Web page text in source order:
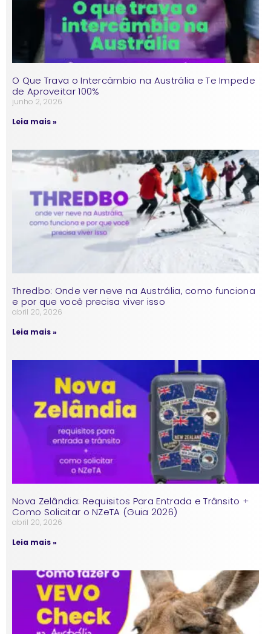
O Que Trava o Intercâmbio na Austrália e Te Impede
de Aproveitar 100%
junho 2, 2026
Leia mais »
Thredbo: Onde ver neve na Austrália, como funciona
e por que você precisa viver isso
abril 20, 2026
Leia mais »
Nova Zelândia: Requisitos Para Entrada e Trânsito +
Como Solicitar o NZeTA (Guia 2026)
abril 20, 2026
Leia mais »